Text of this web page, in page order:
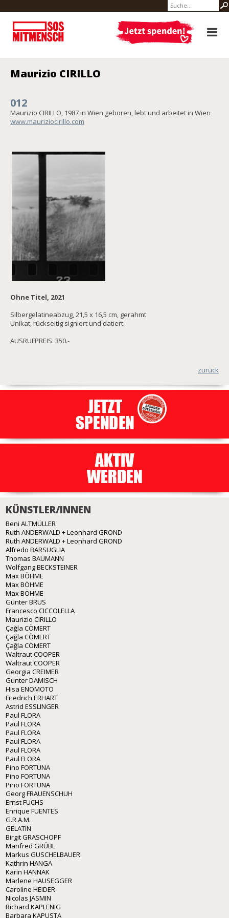
Maurizio CIRILLO
012
Maurizio CIRILLO, 1987 in Wien geboren, lebt und arbeitet in Wien
www.mauriziocirillo.com
Ohne Titel, 2021
Silbergelatineabzug, 21,5 x 16,5 cm, gerahmt
Unikat, rückseitig signiert und datiert
AUSRUFPREIS: 350.-
zurück
KÜNSTLER/INNEN
Beni ALTMÜLLER
Ruth ANDERWALD + Leonhard GROND
Ruth ANDERWALD + Leonhard GROND
Alfredo BARSUGLIA
Thomas BAUMANN
Wolfgang BECKSTEINER
Max BÖHME
Max BÖHME
Max BÖHME
Günter BRUS
Francesco CICCOLELLA
Maurizio CIRILLO
Çağla CÖMERT
Çağla CÖMERT
Çağla CÖMERT
Waltraut COOPER
Waltraut COOPER
Georgia CREIMER
Gunter DAMISCH
Hisa ENOMOTO
Friedrich ERHART
Astrid ESSLINGER
Paul FLORA
Paul FLORA
Paul FLORA
Paul FLORA
Paul FLORA
Paul FLORA
Pino FORTUNA
Pino FORTUNA
Pino FORTUNA
Georg FRAUENSCHUH
Ernst FUCHS
Enrique FUENTES
G.R.A.M.
GELATIN
Birgit GRASCHOPF
Manfred GRÜBL
Markus GUSCHELBAUER
Kathrin HANGA
Karin HANNAK
Marlene HAUSEGGER
Caroline HEIDER
Nicolas JASMIN
Richard KAPLENIG
Barbara KAPUSTA